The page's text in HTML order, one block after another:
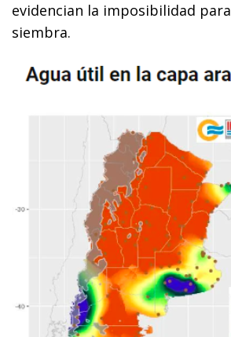
evidencian la imposibilidad
siembra.